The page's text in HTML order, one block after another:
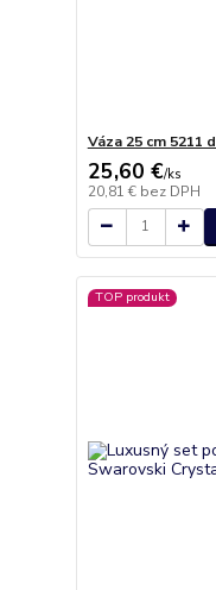
Váza 25 cm 5211
25,60 €/ks
20,81 € bez DPH
TOP produkt